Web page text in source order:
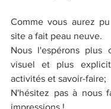
Comme vous aurez
site a fait peau neuve.
Nous l'espérons plus
visuel et plus
activités et savoir-faire;
N'hésitez pas à nous
impressions !